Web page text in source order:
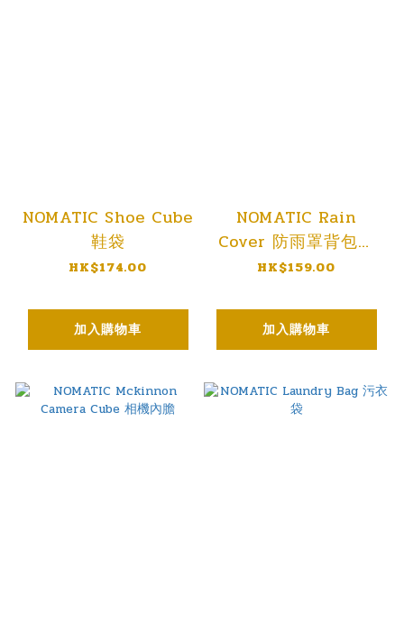
NOMATIC Shoe Cube
鞋袋
HK$174.00
加入購物車
NOMATIC Rain
Cover 防雨罩背包套
中型
HK$159.00
加入購物車